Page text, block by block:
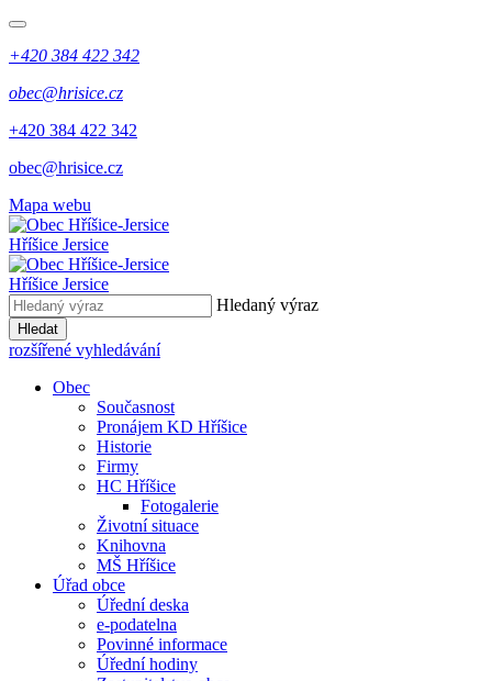
+420 384 422 342
obec@hrisice.cz
+420 384 422 342
obec@hrisice.cz
Mapa webu
Hříšice Jersice
Hříšice Jersice
Hledaný výraz
Hledat
rozšířené vyhledávání
Obec
Současnost
Pronájem KD Hříšice
Historie
Firmy
HC Hříšice
Fotogalerie
Životní situace
Knihovna
MŠ Hříšice
Úřad obce
Úřední deska
e-podatelna
Povinné informace
Úřední hodiny